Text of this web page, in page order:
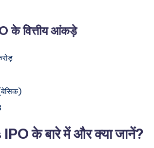
वित्तीय आंकड़े
के बारे में और क्या जानें?